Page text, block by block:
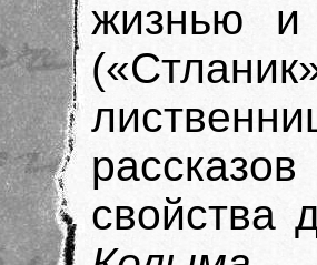
жизнью и
свойства